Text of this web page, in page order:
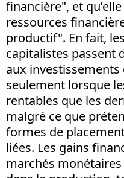
financière", et
ressources
productif". En fait,
capitalistes passent
aux
seulement lorsque
rentables que les
malgré ce que
formes de
liées. Les gains
marchés